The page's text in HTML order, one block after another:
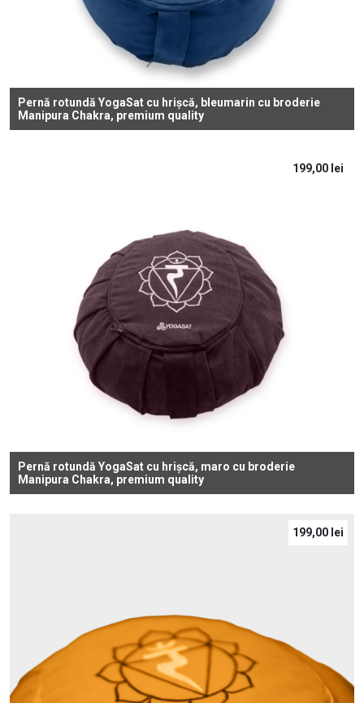
Pernă rotundă YogaSat cu hrișcă, bleumarin cu broderie
Manipura Chakra, premium quality
Pernă rotundă YogaSat cu hrișcă, maro cu broderie
Manipura Chakra, premium quality
199,00 lei
199,00 lei